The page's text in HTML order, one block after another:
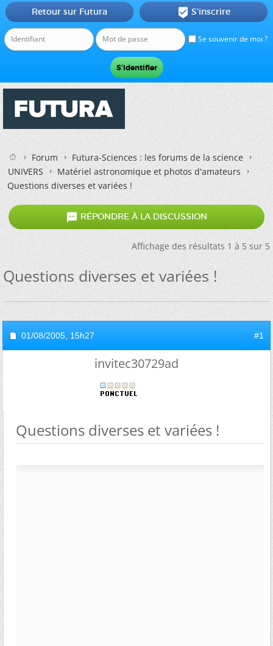
Se souvenir de moi ?
Retour sur Futura  S'inscrire
Forum
Futura-Sciences : les forums de la science
UNIVERS
Matériel astronomique et photos d'amateurs
Questions diverses et variées !
 RÉPONDRE À LA DISCUSSION
Affichage des résultats 1 à 5 sur 5
Questions diverses et variées !
01/08/2005, 15h27 #1
invitec30729ad
Questions diverses et variées !